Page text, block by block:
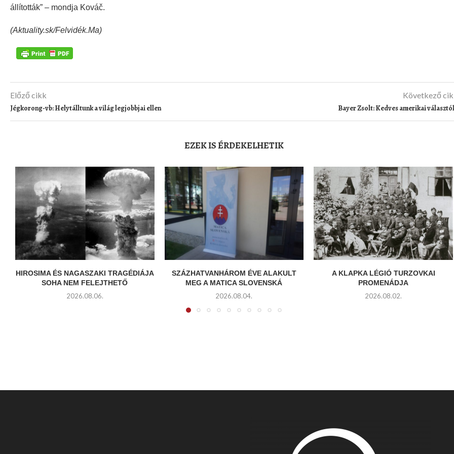
állították” – mondja Kováč.
(Aktuality.sk/Felvidék.Ma)
Előző cikk
Jégkorong-vb: Helytálltunk a világ legjobbjai ellen
Következő
Bayer Zsolt: Kedves amerikai
EZEK IS ÉRDEKELHETIK
HIROSIMA ÉS NAGASZAKI TRAGÉDIÁJA
SOHA NEM FELEJTHETŐ
2026.08.06.
SZÁZHATVANHÁROM ÉVE ALAKULT
MEG A MATICA SLOVENSKÁ
2026.08.04.
A KLAPKA LÉGIÓ TURZOVKAI
PROMENÁDJA
2026.08.02.